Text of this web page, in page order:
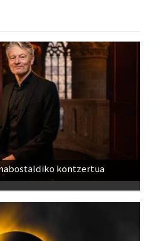
kontzertua